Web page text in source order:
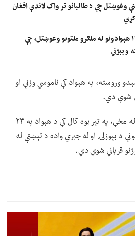
وغوښتل چې د طالبانو تر واک لاندې افغان
د بشري حقونو سازمانونه: ۱۴ هېوادونو له ملګرو ملتونو وغوښتل، چې
وپېژني
وروسته، په هېواد کې ناموسي وژنې او
شوې دي.
د رخشانې رسنۍ د شمېرو له مخې، په تېر یوه کال کې د هېواد په ۲۳
ښځې او نجونې د بېوزلۍ او له جبري واده د تېښتې له
قرباني شوې دي.